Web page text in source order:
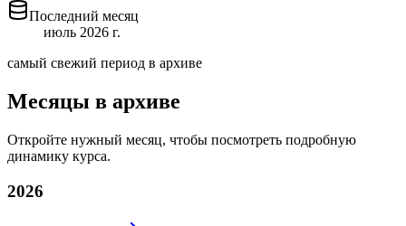
Последний месяц
июль 2026 г.
самый свежий период в архиве
Месяцы в архиве
Откройте нужный месяц, чтобы посмотреть подробную
динамику курса.
2026